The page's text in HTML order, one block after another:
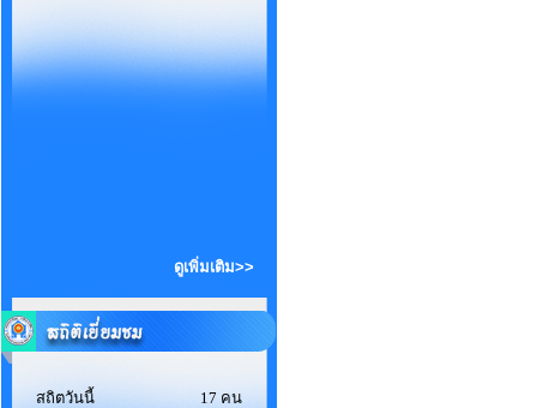
ดูเพิ่มเติม>>
สถิตวันนี้
17 คน